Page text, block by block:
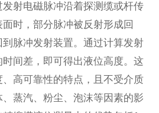
射电磁脉冲沿着探测缆或杆传
时，部分脉冲被反射形成回
脉冲发射装置。通过计算发射
间差，即可得出液位高度。这
高可靠性的特点，且不受介质
蒸汽、粉尘、泡沫等因素的影